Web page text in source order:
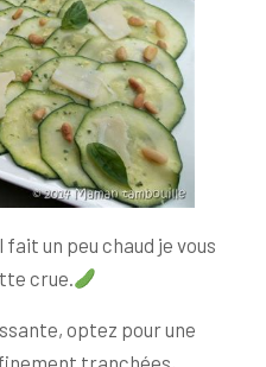
fait un peu chaud je vous
crue.
optez pour une